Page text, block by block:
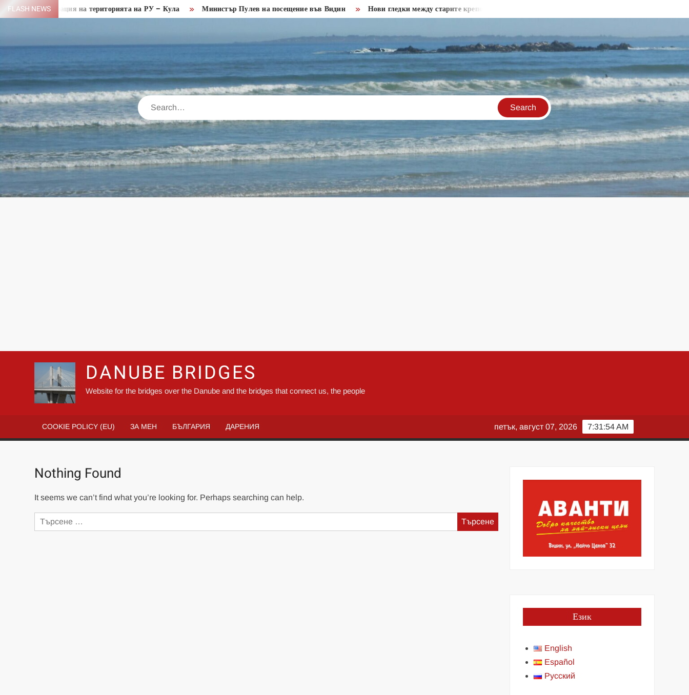
Skip
to
FLASH NEWS
операция на територията на РУ – Кула Министър Пулев на посещение във Видин Нови гледки между старите крепостни стени във Видин
Search
DANUBE BRIDGES
Website for the bridges over the Danube and the bridges that connect us, the people
COOKIE POLICY (EU) ЗА МЕН БЪЛГАРИЯ ДАРЕНИЯ 7:31:55 AM
петък, август 07, 2026
Nothing Found
It seems we can’t find what you’re looking for. Perhaps searching can help.
Търсене
за:
Език
English
Español
Русский